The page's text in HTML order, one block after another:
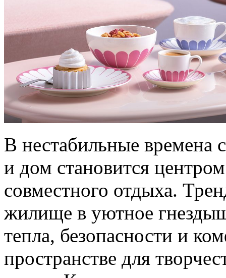
В нестабильные времена
и дом становится
совместного отдыха.
жилище в уютное
тепла, безопасности и
пространстве для